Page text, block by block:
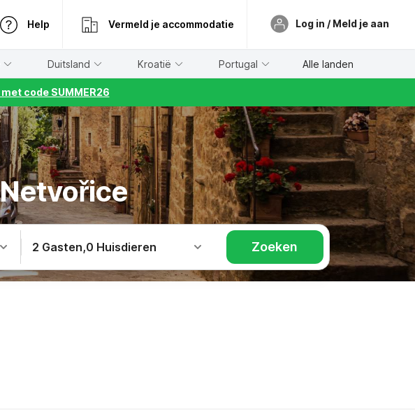
Help Vermeld je accommodatie Log in / Meld je aan
Duitsland Kroatië Portugal Alle landen
code SUMMER26
2 Gasten,0 Huisdieren Zoeken